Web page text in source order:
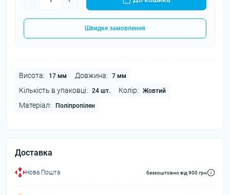
Швидке замовлення
Висота: 17 мм Довжина: 7 мм
Кількість в упаковці: 24 шт. Колір: Жовтий
Матеріал: Поліпропілен
Доставка
Нова Пошта безкоштовно від 900 грн